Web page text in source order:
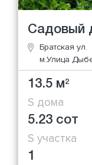
Садовый
Братская ул.
м.Улица
13.5 м2
S дома
5.23 сот
S участка
1